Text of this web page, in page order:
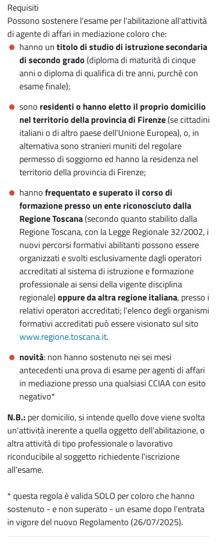
Requisiti
Possono sostenere l'esame per l'abilitazione all'attività
di agente di affari in mediazione coloro che:
hanno untitolo di studio di istruzione secondaria
di secondo grado (diploma di maturità di cinque
anni o diploma di qualifica di tre anni, purchè con
esame finale);
sono residenti o hanno eletto il proprio domicilio
nel territorio della provincia di Firenze(se cittadini
italiani o di altro paese dell'Unione Europea), o, in
alternativa sono stranieri muniti del regolare
permesso di soggiorno ed hanno la residenza nel
territorio della provincia di Firenze;
hannofrequentato e superato il corso di
formazione presso un ente riconosciuto dalla
Regione Toscana(secondo quanto stabilito dalla
Regione Toscana, con la Legge Regionale 32/2002, i
nuovi percorsi formativi abilitanti possono essere
organizzati e svolti esclusivamente dagli operatori
accreditati al sistema di istruzione e formazione
professionale ai sensi della vigente disciplina
regionale)oppure da altra regione italiana, presso i
relativi operatori accreditati; l'elenco degli organismi
formativi accreditati può essere visionato sul sito
www.regione.toscana.it.
novità: non hanno sostenuto nei sei mesi
antecedenti una prova di esame per agenti di affari
in mediazione presso una qualsiasi CCIAA con esito
negativo*
N.B.: per domicilio, si intende quello dove viene svolta
un'attività inerente a quella oggetto dell'abilitazione, o
altra attività di tipo professionale o lavorativo
riconducibile al soggetto richiedente l'iscrizione
all'esame.
* questa regola è valida SOLO per coloro che hanno
sostenuto - e non superato - un esame dopo l'entrata
in vigore del nuovo Regolamento (26/07/2025).